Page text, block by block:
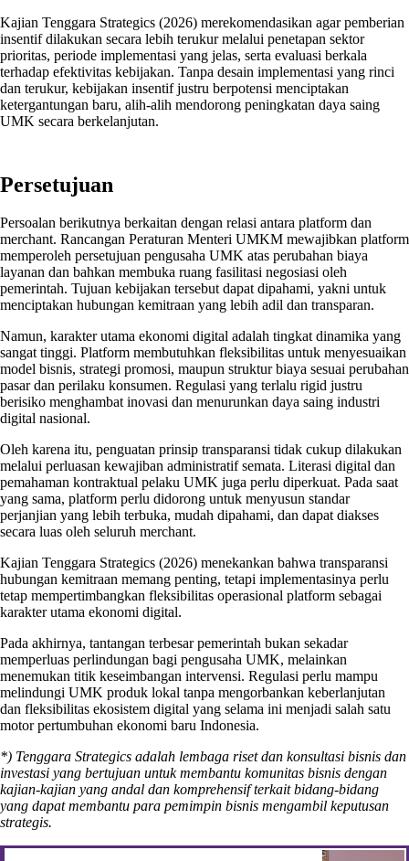
Kajian Tenggara Strategics (2026) merekomendasikan agar pemberian
insentif dilakukan secara lebih terukur melalui penetapan sektor
prioritas, periode implementasi yang jelas, serta evaluasi berkala
terhadap efektivitas kebijakan. Tanpa desain implementasi yang rinci
dan terukur, kebijakan insentif justru berpotensi menciptakan
ketergantungan baru, alih-alih mendorong peningkatan daya saing
UMK secara berkelanjutan.
Persetujuan
Persoalan berikutnya berkaitan dengan relasi antara platform dan
merchant. Rancangan Peraturan Menteri UMKM mewajibkan platform
memperoleh persetujuan pengusaha UMK atas perubahan biaya
layanan dan bahkan membuka ruang fasilitasi negosiasi oleh
pemerintah. Tujuan kebijakan tersebut dapat dipahami, yakni untuk
menciptakan hubungan kemitraan yang lebih adil dan transparan.
Namun, karakter utama ekonomi digital adalah tingkat dinamika yang
sangat tinggi. Platform membutuhkan fleksibilitas untuk menyesuaikan
model bisnis, strategi promosi, maupun struktur biaya sesuai perubahan
pasar dan perilaku konsumen. Regulasi yang terlalu rigid justru
berisiko menghambat inovasi dan menurunkan daya saing industri
digital nasional.
Oleh karena itu, penguatan prinsip transparansi tidak cukup dilakukan
melalui perluasan kewajiban administratif semata. Literasi digital dan
pemahaman kontraktual pelaku UMK juga perlu diperkuat. Pada saat
yang sama, platform perlu didorong untuk menyusun standar
perjanjian yang lebih terbuka, mudah dipahami, dan dapat diakses
secara luas oleh seluruh merchant.
Kajian Tenggara Strategics (2026) menekankan bahwa transparansi
hubungan kemitraan memang penting, tetapi implementasinya perlu
tetap mempertimbangkan fleksibilitas operasional platform sebagai
karakter utama ekonomi digital.
Pada akhirnya, tantangan terbesar pemerintah bukan sekadar
memperluas perlindungan bagi pengusaha UMK, melainkan
menemukan titik keseimbangan intervensi. Regulasi perlu mampu
melindungi UMK produk lokal tanpa mengorbankan keberlanjutan
dan fleksibilitas ekosistem digital yang selama ini menjadi salah satu
motor pertumbuhan ekonomi baru Indonesia.
*) Tenggara Strategics adalah lembaga riset dan konsultasi bisnis dan
investasi yang bertujuan untuk membantu komunitas bisnis dengan
kajian-kajian yang andal dan komprehensif terkait bidang-bidang
yang dapat membantu para pemimpin bisnis mengambil keputusan
strategis.